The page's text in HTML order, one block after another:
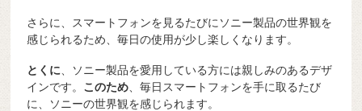
さらに、スマートフォンを見るたびにソニー製品の世界観を
感じられるため、毎日の使用が少し楽しくなります。
とくに 、ソニー製品を愛用している方には親しみのあるデザ
インです。 このため 、毎日スマートフォンを手に取るたび
に、ソニーの世界観を感じられます。